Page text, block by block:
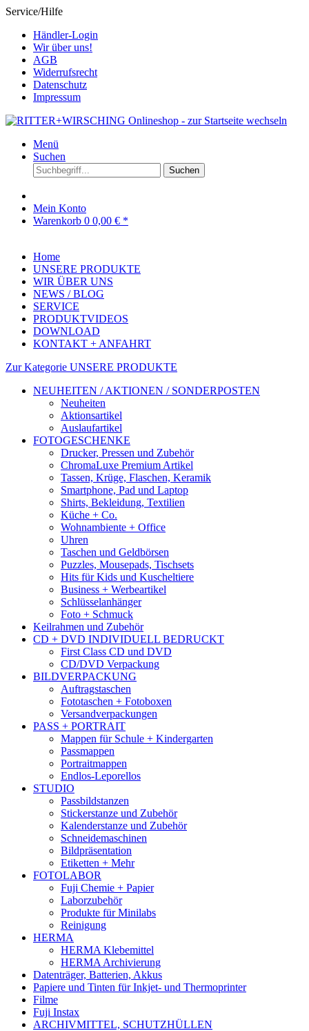
Service/Hilfe
Händler-Login
Wir über uns!
AGB
Widerrufsrecht
Datenschutz
Impressum
Menü
Suchen
Suchen
Mein Konto
Warenkorb 0 0,00 € *
Home
UNSERE PRODUKTE
WIR ÜBER UNS
NEWS / BLOG
SERVICE
PRODUKTVIDEOS
DOWNLOAD
KONTAKT + ANFAHRT
Zur Kategorie UNSERE PRODUKTE
NEUHEITEN / AKTIONEN / SONDERPOSTEN
Neuheiten
Aktionsartikel
Auslaufartikel
FOTOGESCHENKE
Drucker, Pressen und Zubehör
ChromaLuxe Premium Artikel
Tassen, Krüge, Flaschen, Keramik
Smartphone, Pad und Laptop
Shirts, Bekleidung, Textilien
Küche + Co.
Wohnambiente + Office
Uhren
Taschen und Geldbörsen
Puzzles, Mousepads, Tischsets
Hits für Kids und Kuscheltiere
Business + Werbeartikel
Schlüsselanhänger
Foto + Schmuck
Keilrahmen und Zubehör
CD + DVD INDIVIDUELL BEDRUCKT
First Class CD und DVD
CD/DVD Verpackung
BILDVERPACKUNG
Auftragstaschen
Fototaschen + Fotoboxen
Versandverpackungen
PASS + PORTRAIT
Mappen für Schule + Kindergarten
Passmappen
Portraitmappen
Endlos-Leporellos
STUDIO
Passbildstanzen
Stickerstanze und Zubehör
Kalenderstanze und Zubehör
Schneidemaschinen
Bildpräsentation
Etiketten + Mehr
FOTOLABOR
Fuji Chemie + Papier
Laborzubehör
Produkte für Minilabs
Reinigung
HERMA
HERMA Klebemittel
HERMA Archivierung
Datenträger, Batterien, Akkus
Papiere und Tinten für Inkjet- und Thermoprinter
Filme
Fuji Instax
ARCHIVMITTEL, SCHUTZHÜLLEN